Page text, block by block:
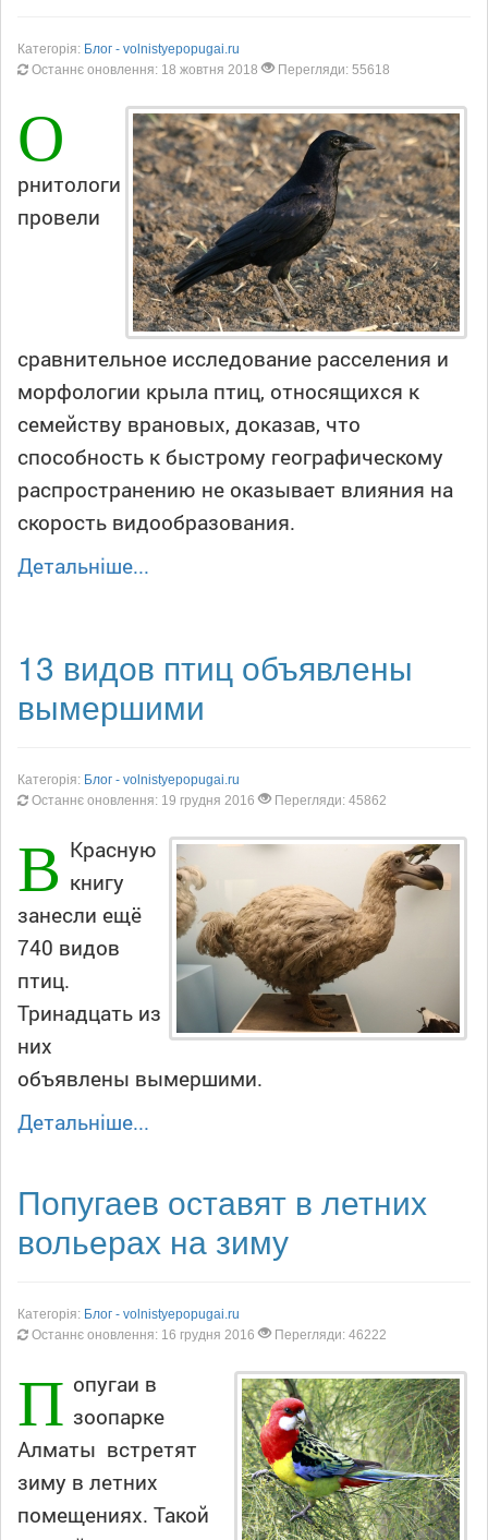
Категорія: Блог - volnistyepopugai.ru
Останнє оновлення: 18 жовтня 2018
Перегляди: 55618
О
рнитологи
провели
сравнительное исследование расселения и
морфологии крыла птиц, относящихся к
семейству врановых, доказав, что
способность к быстрому географическому
распространению не оказывает влияния на
скорость видообразования.
Детальніше...
13 видов птиц объявлены
вымершими
Категорія: Блог - volnistyepopugai.ru
Останнє оновлення: 19 грудня 2016
Перегляди: 45862
В Красную
книгу
занесли ещё
740 видов
птиц.
Тринадцать из
них
объявлены вымершими.
Детальніше...
Попугаев оставят в летних
вольерах на зиму
Категорія: Блог - volnistyepopugai.ru
Останнє оновлення: 16 грудня 2016
Перегляди: 46222
П опугаи в
зоопарке
Алматы встретят
зиму в летних
помещениях. Такой